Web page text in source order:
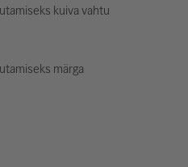
kuiva vahtu
märga